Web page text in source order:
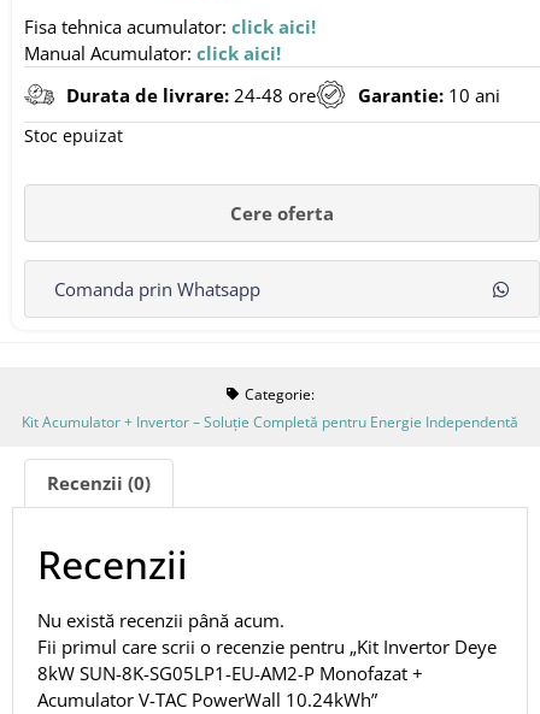
Fisa tehnica acumulator: click aici!
Manual Acumulator: click aici!
Durata de livrare: 24-48 ore Garantie: 10 ani
Stoc epuizat
Comanda prin Whatsapp
Categorie:
Kit Acumulator + Invertor – Soluție Completă pentru Energie Independentă
Recenzii (0)
Recenzii
Nu există recenzii până acum.
Fii primul care scrii o recenzie pentru „Kit Invertor Deye
8kW SUN-8K-SG05LP1-EU-AM2-P Monofazat +
Acumulator V-TAC PowerWall 10.24kWh”